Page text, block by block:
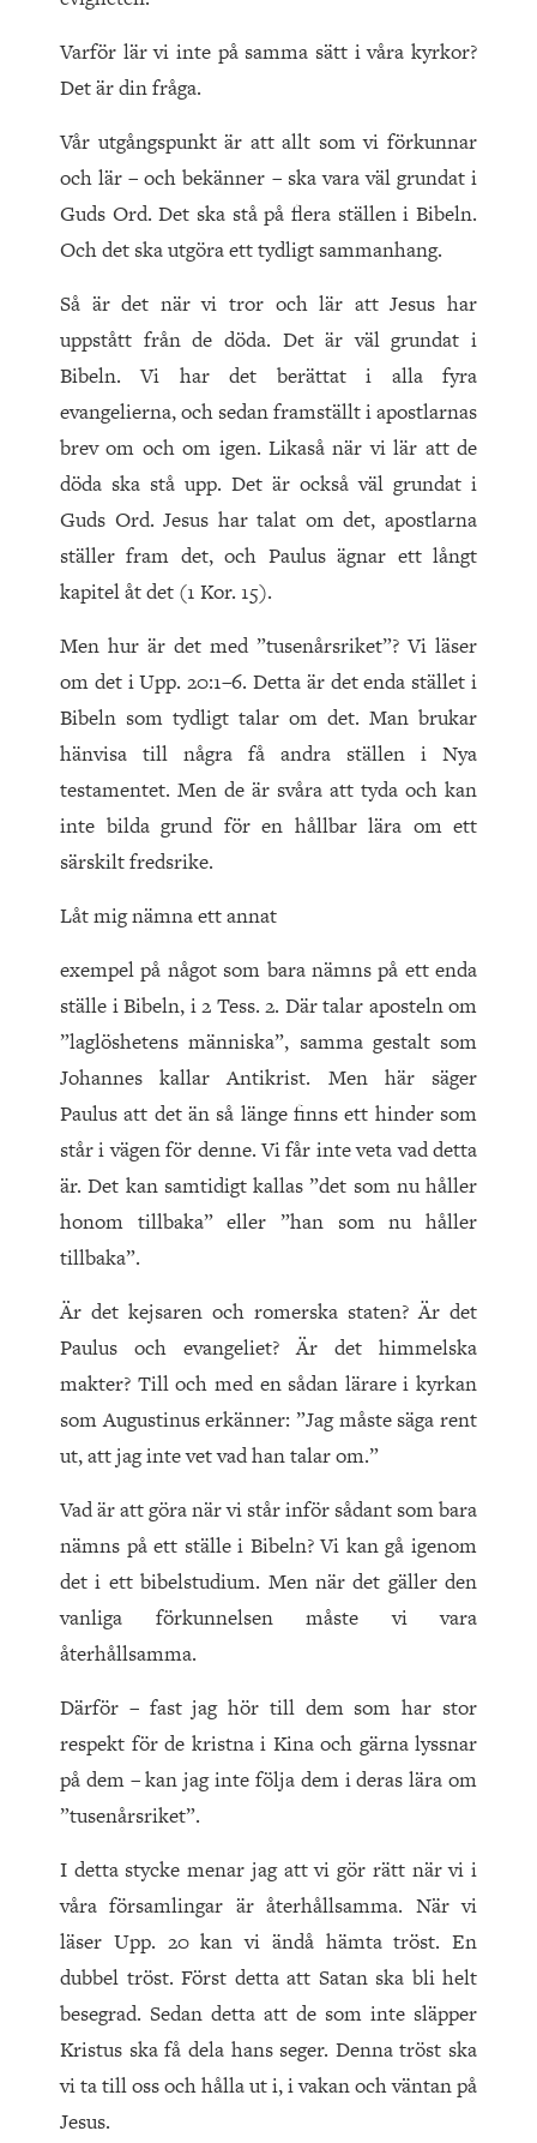
Varför lär vi inte på samma sätt i våra kyrkor?
Det är din fråga.
Vår utgångspunkt är att allt som vi förkunnar
och lär – och bekänner – ska vara väl grundat i
Guds Ord. Det ska stå på flera ställen i Bibeln.
Och det ska utgöra ett tydligt sammanhang.
Så är det när vi tror och lär att Jesus har
uppstått från de döda. Det är väl grundat i
Bibeln. Vi har det berättat i alla fyra
evangelierna, och sedan framställt i apostlarnas
brev om och om igen. Likaså när vi lär att de
döda ska stå upp. Det är också väl grundat i
Guds Ord. Jesus har talat om det, apostlarna
ställer fram det, och Paulus ägnar ett långt
kapitel åt det (1 Kor. 15).
Men hur är det med ”tusen­årsriket”? Vi läser
om det i Upp. 20:1–6. Detta är det enda stället i
Bibeln som tydligt talar om det. Man brukar
hänvisa till några få andra ställen i Nya
testamentet. Men de är svåra att tyda och kan
inte bilda grund för en hållbar lära om ett
särskilt fredsrike.
Låt mig nämna ett annat
exempel på något som bara nämns på ett enda
ställe i Bibeln, i 2 Tess. 2. Där talar aposteln om
”laglöshetens människa”, samma gestalt som
Johannes kallar Antikrist. Men här säger
Paulus att det än så länge finns ett hinder som
står i vägen för denne. Vi får inte veta vad detta
är. Det kan samtidigt kallas ”det som nu håller
honom tillbaka” eller ”han som nu håller
tillbaka”.
Är det kejsaren och romerska staten? Är det
Paulus och evangeliet? Är det himmelska
makter? Till och med en sådan lärare i kyrkan
som Augustinus erkänner: ”Jag måste säga rent
ut, att jag inte vet vad han talar om.”
Vad är att göra när vi står inför sådant som bara
nämns på ett ställe i Bibeln? Vi kan gå igenom
det i ett bibelstudium. Men när det gäller den
vanliga förkunnelsen måste vi vara
återhållsamma.
Därför – fast jag hör till dem som har stor
respekt för de kristna i Kina och gärna lyssnar
på dem – kan jag inte följa dem i deras lära om
”tusenårsriket”.
I detta stycke menar jag att vi gör rätt när vi i
våra församlingar är återhållsamma. När vi
läser Upp. 20 kan vi ändå hämta tröst. En
dubbel tröst. Först detta att Satan ska bli helt
beseg­rad. Sedan detta att de som inte släpper
Kristus ska få dela hans seger. Denna tröst ska
vi ta till oss och hålla ut i, i vakan och väntan på
Jesus.